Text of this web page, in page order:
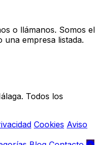
o llámanos. Somos el
una empresa listada.
Todos los
Cookies Aviso